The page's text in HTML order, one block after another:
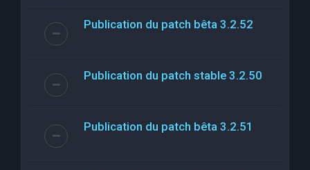
Publication du patch bêta 3.2.52
Publication du patch stable 3.2.50
Publication du patch bêta 3.2.51